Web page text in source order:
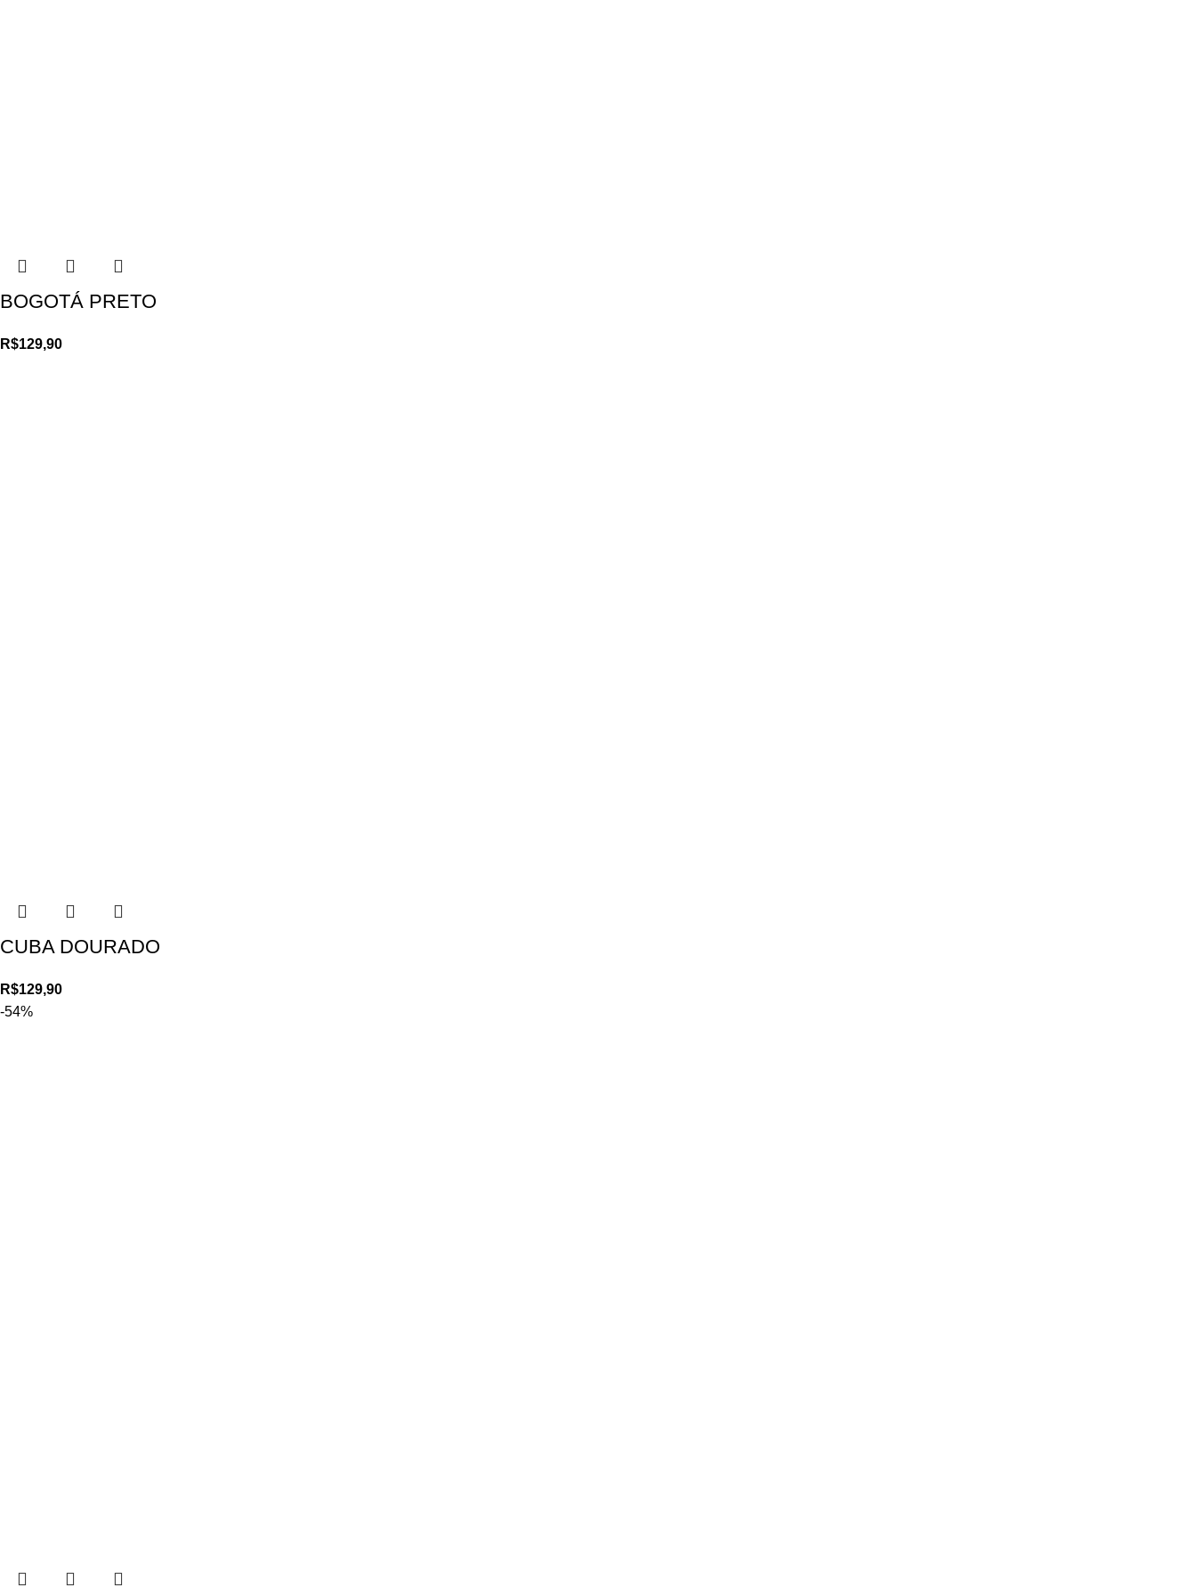
BOGOTÁ PRETO
R$129,90
CUBA DOURADO
R$129,90
-54%